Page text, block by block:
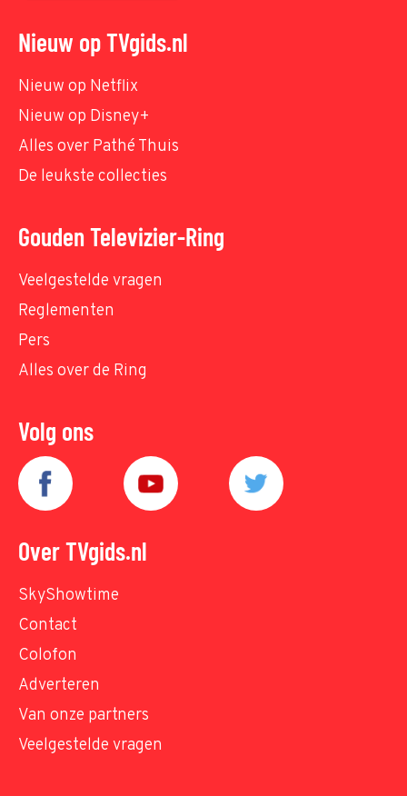
Nieuw op TVgids.nl
Nieuw op Netflix
Nieuw op Disney+
Alles over Pathé Thuis
De leukste collecties
Gouden Televizier-Ring
Veelgestelde vragen
Reglementen
Pers
Alles over de Ring
Volg ons
Over TVgids.nl
SkyShowtime
Contact
Colofon
Adverteren
Van onze partners
Veelgestelde vragen